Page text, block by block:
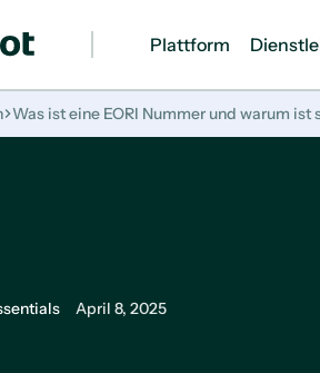
Plattform
Was ist eine EORI Nummer und warum
April 8, 2025